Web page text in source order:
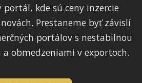
kde sú ceny inzercie
Prestaneme byť závislí
portálov s nestabilnou
obmedzeniami v exportoch.